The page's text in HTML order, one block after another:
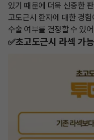
있기 때문에 더욱 신중한
고도근시 환자에 대한 경
수술 여부를 결정할 수 있
✅초고도근시 라섹 가